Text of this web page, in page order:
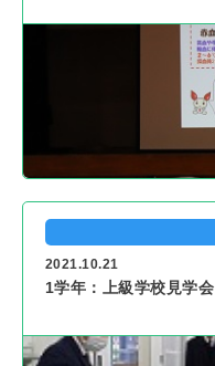
2021.10.21
1学年：上級学校見学会